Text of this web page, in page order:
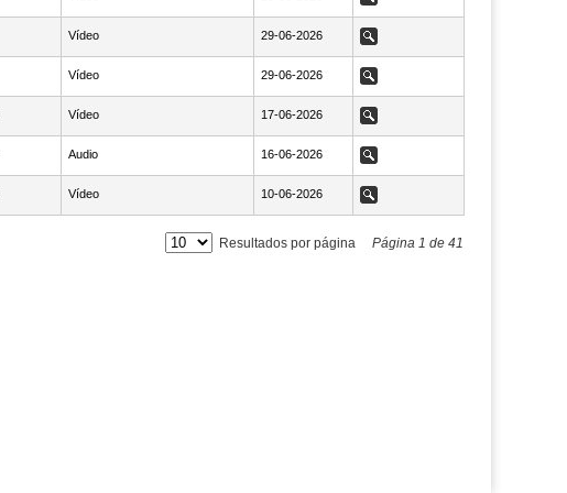
Vídeo NaN29-06-2026
29-06-2026 Ver
Vídeo NaN29-06-2026
29-06-2026 Ver
Vídeo NaN17-06-2026
17-06-2026 Ver
Audio NaN16-06-2026
16-06-2026 Ver
Vídeo NaN10-06-2026
10-06-2026 Ver
Resultados por página Página 1 de 41